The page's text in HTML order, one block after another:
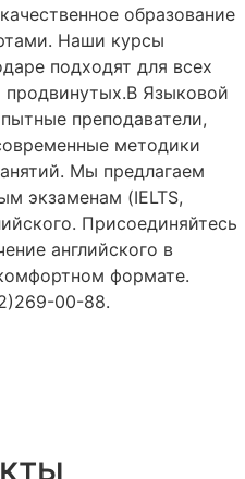
образование
Наши курсы
подходят для всех
Языковой
преподаватели,
методики
Мы предлагаем
экзаменам (IELTS,
Присоединяйтесь
английского в
формате.
00-88.